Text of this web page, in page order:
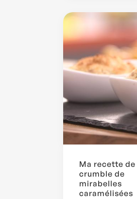
Ma recette de
crumble de
mirabelles
caramélisées